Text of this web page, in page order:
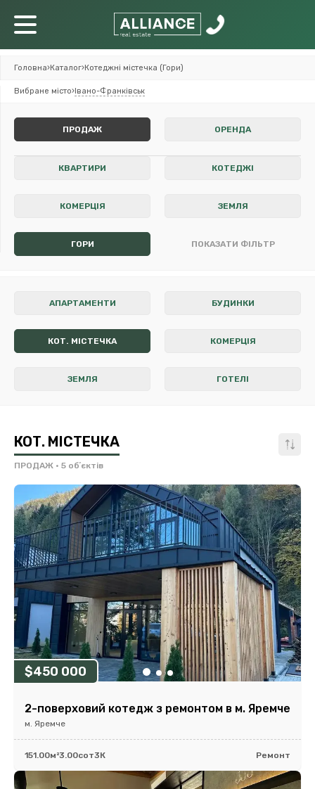
Головна›Каталог›Котеджні містечка (Гори)
Вибране місто›Івано-Франківськ
ПРОДАЖ ОРЕНДА
КВАРТИРИ КОТЕДЖІ
КОМЕРЦІЯ ЗЕМЛЯ
ГОРИ ПОКАЗАТИ ФІЛЬТР
АПАРТАМЕНТИ БУДИНКИ
КОТ. МІСТЕЧКА КОМЕРЦІЯ
ЗЕМЛЯ ГОТЕЛІ
КОТ. МІСТЕЧКА
ПРОДАЖ • 5 обʼєктів
$450 000
2-поверховий котедж з ремонтом в м. Яремче
м. Яремче
151.00м²3.00сот3К Ремонт